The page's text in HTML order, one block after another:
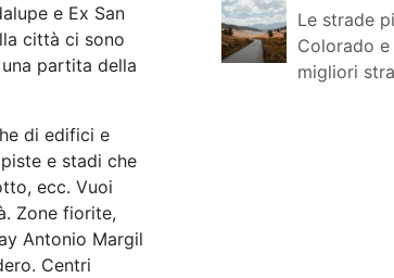
e Ex San
città ci sono
partita della
di edifici e
e stadi che
ecc. Vuoi
Zone fiorite,
Antonio Margil
Centri
Le strade
Colorado
migliori